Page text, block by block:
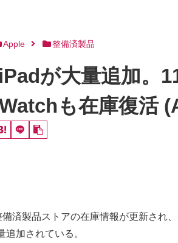
Apple 整備済製品
が大量追加。
も在庫復活
済製品ストアの在庫情報が更新され
追加されている。